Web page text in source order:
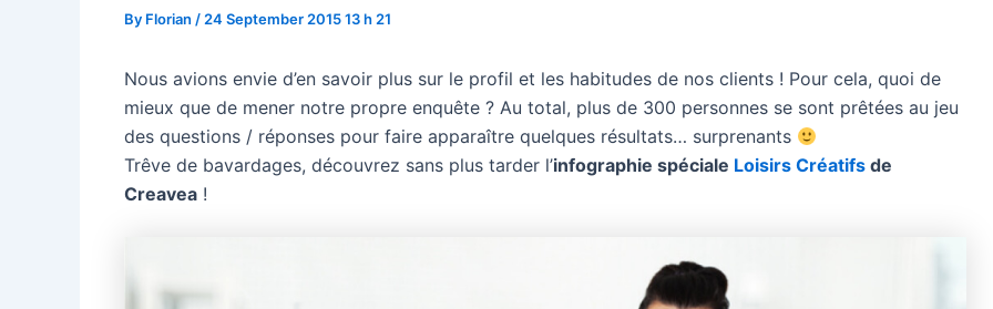
By Florian / 24 September 2015 13 h 21
Nous avions envie d’en savoir plus sur le profil et les habitudes de nos clients ! Pour cela, quoi de
mieux que de mener notre propre enquête ? Au total, plus de 300 personnes se sont prêtées au jeu
des questions / réponses pour faire apparaître quelques résultats… surprenants
Trêve de bavardages, découvrez sans plus tarder l’infographie spéciale Loisirs Créatifs de
Creavea !